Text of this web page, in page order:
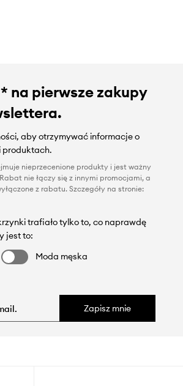
na pierwsze zakupy
aby otrzymywać informacje o
produktach.
nieprzecenione produkty i jest ważny
nie łączy się z innymi promocjami, a
z rabatu. Szczegóły na stronie:
trafiało tylko to, co naprawdę
jest to:
Moda męska
Zapisz mnie